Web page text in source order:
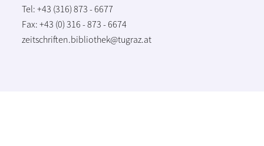
Tel: +43 (316) 873 - 6677
Fax: +43 (0) 316 - 873 - 6674
zeitschriften.bibliothek@tugraz.at